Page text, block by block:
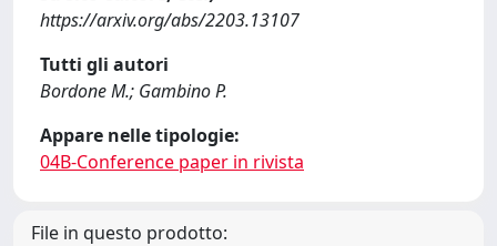
https://arxiv.org/abs/2203.13107
Tutti gli autori
Bordone M.; Gambino P.
Appare nelle tipologie:
04B-Conference paper in rivista
File in questo prodotto: